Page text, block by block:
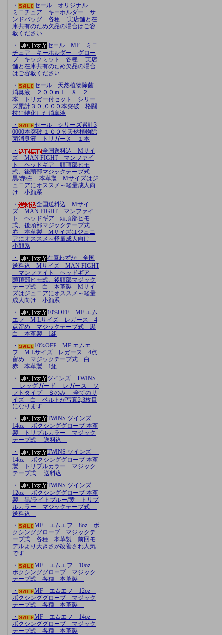
・
セール オリジナル
ミニチュア キーホルダー サ
ンドバッグ 各種 実店舗と在
庫共有のため欠品の場合はご容
赦ください
・
セール MF ミニ
チュア キーホルダー グロー
ブ キックミット 各種 実店
舗と在庫共有のため欠品の場合
はご容赦ください
・
セール 天然植物除菌
消臭液 ２００ｍｌ X ２
本 トリガー付セット シリー
ズ累計３０,０００本突破 格闘
技に特化した消臭液
・
セール シリーズ累計3
0000本突破 １００％天然植物除
菌消臭液 トリガーＸ １本
・
全国送料込 Mサイ
ズ MAN FIGHT マンファイ
ト ヘッドギア 頭頂部ヒモ
式、後頭部マジックテープ式
黒/赤/白 本革製 Mサイズはジ
ュニアにオススメ～軽量成人向
け 小顔系
・
全国送料込 Mサイ
ズ MAN FIGHT マンファイ
ト ヘッドギア 頭頂部ヒモ
式、後頭部マジックテープ式
赤 本革製 Mサイズはジュニ
アにオススメ～軽量成人向け
小顔系
・
在庫わずか 全国
送料込 Mサイズ MAN FIGHT
マンファイト ヘッドギア
頭頂部ヒモ式、後頭部マジック
テープ式 白 本革製 Mサイ
ズはジュニアにオススメ～軽量
成人向け 小顔系
・
10%OFF MF エム
エフ M Lサイズ レガース 4
点留め マジックテープ式 黒
白 本革製 1組
・
10%OFF MF エムエ
フ M Lサイズ レガース 4点
留め マジックテープ式 白
赤 本革製 1組
・
ツインズ TWINS
レッグガード レガース ソ
フトタイプ Ｓのみ 全てのサ
イズ 白 ベルトが写真2,3枚目
になります
・
TWINS ツインズ
14oz ボクシンググローブ 本革
製 トリプルカラー マジック
テープ式 送料込
・
TWINS ツインズ
14oz ボクシンググローブ 本革
製 トリプルカラー マジック
テープ式 送料込
・
TWINS ツインズ
12oz ボクシンググローブ 本革
製 黒/ライトブルー/黄 トリプ
ルカラー マジックテープ式
送料込
・
MF エムエフ 8oz ボ
クシンググローブ マジックテ
ープ式 各種 本革製 前回モ
デルより大きさが改善され人気
です
・
MF エムエフ 10oz
ボクシンググローブ マジック
テープ式 各種 本革製
・
MF エムエフ 12oz
ボクシンググローブ マジック
テープ式 各種 本革製
・
MF エムエフ 14oz
ボクシンググローブ マジック
テープ式 各種 本革製